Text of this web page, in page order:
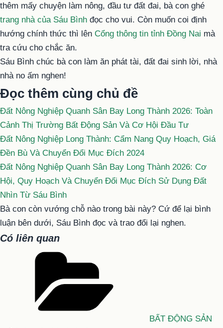
thêm mấy chuyện làm nông, đầu tư đất đai, bà con ghé
trang nhà của Sáu Bình đọc cho vui. Còn muốn coi định
hướng chính thức thì lên Cổng thông tin tỉnh Đồng Nai mà
tra cứu cho chắc ăn.
Sáu Bình chúc bà con làm ăn phát tài, đất đai sinh lời, nhà
nhà no ấm nghen!
Đọc thêm cùng chủ đề
Đất Nông Nghiệp Quanh Sân Bay Long Thành 2026: Toàn
Cảnh Thị Trường Bất Động Sản Và Cơ Hội Đầu Tư
Đất Nông Nghiệp Long Thành: Cẩm Nang Quy Hoạch, Giá
Đền Bù Và Chuyển Đổi Mục Đích 2024
Đất Nông Nghiệp Quanh Sân Bay Long Thành 2026: Cơ
Hội, Quy Hoạch Và Chuyển Đổi Mục Đích Sử Dụng Đất
Nhìn Từ Sáu Bình
Bà con còn vướng chỗ nào trong bài này? Cứ để lại bình
luận bên dưới, Sáu Bình đọc và trao đổi lại nghen.
Có liên quan
BẤT ĐỘNG SẢN